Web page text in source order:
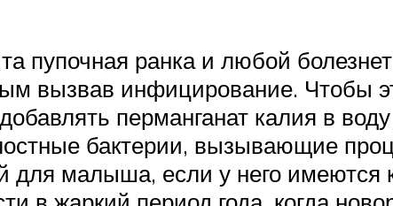
пупочная ранка и любой
вызвав инфицирование. Чтобы
перманганат калия в
бактерии, вызывающие
для малыша, если у него имеются